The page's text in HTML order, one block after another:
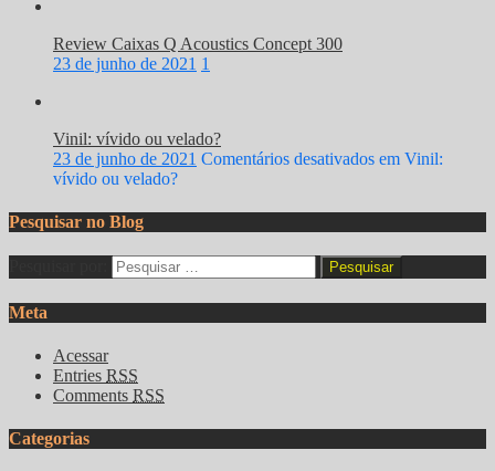
Review Caixas Q Acoustics Concept 300
23 de junho de 2021 1
Vinil: vívido ou velado?
23 de junho de 2021 Comentários desativados em Vinil:
vívido ou velado?
Pesquisar no Blog
Meta
Acessar
Entries RSS
Comments RSS
Categorias